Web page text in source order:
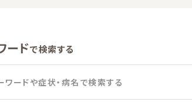
ードで検索する
ワードや症状・病名で検索する